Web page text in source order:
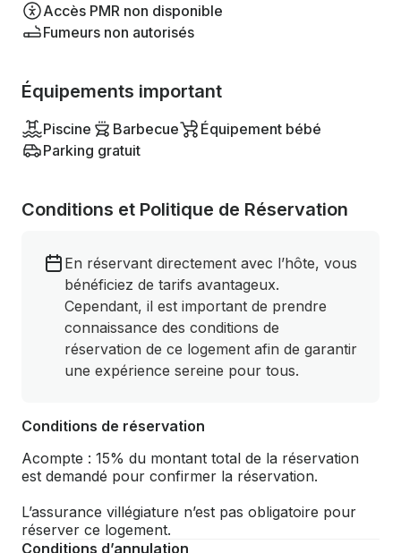
Accès PMR non disponible
Fumeurs non autorisés
Équipements important
Piscine Barbecue
Équipement bébé
Parking gratuit
Conditions et Politique de Réservation
En réservant directement avec l’hôte, vous
bénéficiez de tarifs avantageux.
Cependant, il est important de prendre
connaissance des conditions de
réservation de ce logement afin de garantir
une expérience sereine pour tous.
Conditions de réservation
Acompte : 15% du montant total de la réservation
est demandé pour confirmer la réservation.
L’assurance villégiature n’est pas obligatoire pour
réserver ce logement.
Conditions d’annulation